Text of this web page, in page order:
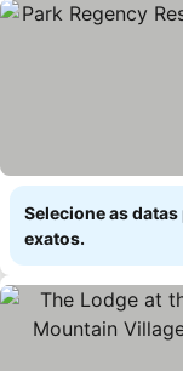
Selecione as
exatos.